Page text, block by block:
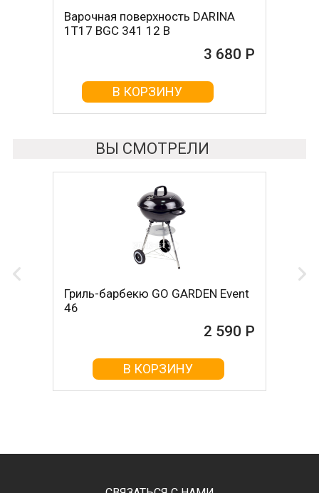
Варочная поверхность DARINA
1T17 BGС 341 12 B
3 680 Р
В КОРЗИНУ
ВЫ СМОТРЕЛИ
Гриль-барбекю GO GARDEN Event
46
2 590 Р
В КОРЗИНУ